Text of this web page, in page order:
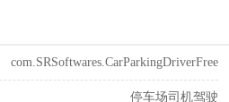
com.SRSoftwares.CarParkingDriverFree
停车场司机驾驶